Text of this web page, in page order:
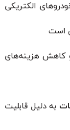
الکتریکی
است
هزینه‌های
به دلیل قابلیت